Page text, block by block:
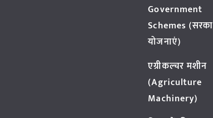
Government
Schemes
योजनाएं)
एग्रीकल्चर मशीन
(Agriculture
Machinery)